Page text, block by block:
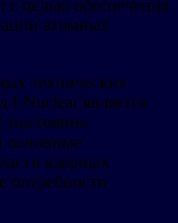
с целью обеспечения
атомных
технических
I-Nuclear является
основные
ядерных
потребности